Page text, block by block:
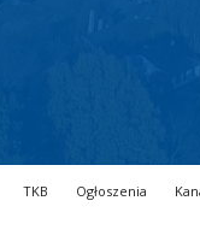
TKB Ogłoszenia